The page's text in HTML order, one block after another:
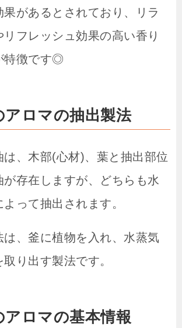
果があるとされており、リラ
リフレッシュ効果の高い香り
特徴です◎
アロマの抽出製法
は、木部(心材)、葉と抽出部位
が存在しますが、どちらも水
って抽出されます。
は、釜に植物を入れ、水蒸気
り出す製法です。
アロマの基本情報